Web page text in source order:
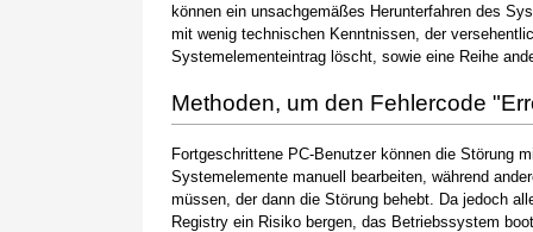
können ein unsachgemäßes Herunterfahren des
mit wenig technischen Kenntnissen, der
Systemelementeintrag löscht, sowie eine Reihe
Methoden, um den Fehlercode
Fortgeschrittene PC-Benutzer können die Störung
Systemelemente manuell bearbeiten, während
müssen, der dann die Störung behebt. Da jedoch
Registry ein Risiko bergen, das Betriebssystem